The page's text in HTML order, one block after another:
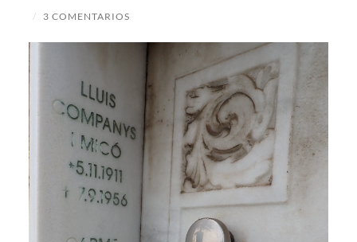
/ 3 COMENTARIOS